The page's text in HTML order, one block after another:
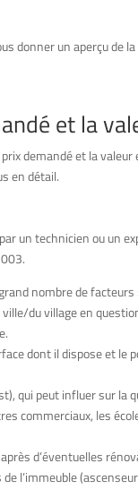
donner un aperçu de la
et la
demandé et la
en détail.
un technicien ou un
nombre de facteurs :
du village en
dont il dispose et le
qui peut influer sur
commerciaux, les
d’éventuelles
l’immeuble